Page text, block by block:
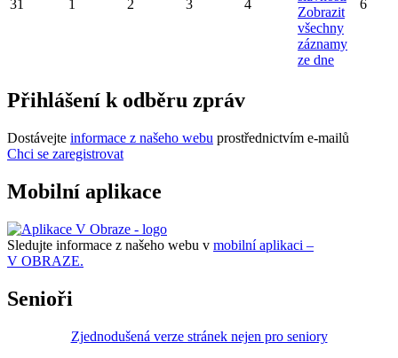
31 1 2 3 4
Zobrazit
všechny
záznamy
ze dne
6
Přihlášení k odběru zpráv
Dostávejte informace z našeho webu prostřednictvím e-mailů
Chci se zaregistrovat
Mobilní aplikace
Sledujte informace z našeho webu v mobilní aplikaci –
V OBRAZE.
Senioři
Zjednodušená verze stránek nejen pro seniory